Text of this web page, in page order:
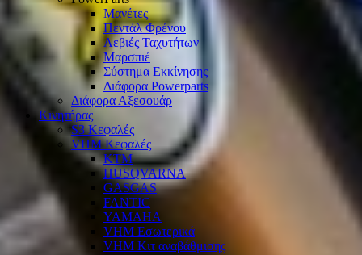
Μανέτες
Πεντάλ Φρένου
Λεβιές Ταχυτήτων
Μαρσπιέ
Σύστημα Εκκίνησης
Διάφορα Powerparts
Διάφορα Αξεσουάρ
Κινητήρας
S3 Κεφαλές
VHM Κεφαλές
KTM
HUSQVARNA
GASGAS
FANTIC
YAMAHA
VHM Εσωτερικά
VHM Κιτ αναβάθμισης